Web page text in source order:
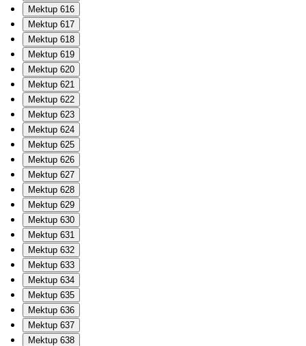
Mektup 616
Mektup 617
Mektup 618
Mektup 619
Mektup 620
Mektup 621
Mektup 622
Mektup 623
Mektup 624
Mektup 625
Mektup 626
Mektup 627
Mektup 628
Mektup 629
Mektup 630
Mektup 631
Mektup 632
Mektup 633
Mektup 634
Mektup 635
Mektup 636
Mektup 637
Mektup 638